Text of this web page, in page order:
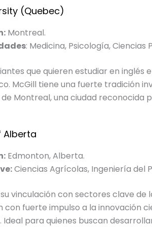
(Quebec)
Montreal.
: Medicina, Psicología,
que quieren estudiar en
McGill tiene una fuerte tradición
Montreal, una ciudad reconocida
Alberta
Edmonton, Alberta.
Ciencias Agrícolas, Ingeniería del
vinculación con sectores clave
con fuerte impulso a la innovación
Ideal para quienes buscan